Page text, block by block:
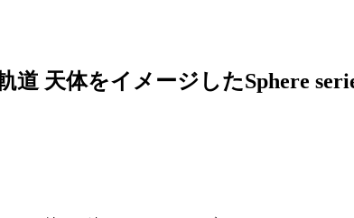
天体をイメージしたSphere